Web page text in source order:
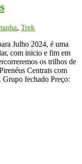
, Trek
Julho 2024, é uma
com inicio e fim em
os trilhos de
Centrais com
Grupo fechado Preço: